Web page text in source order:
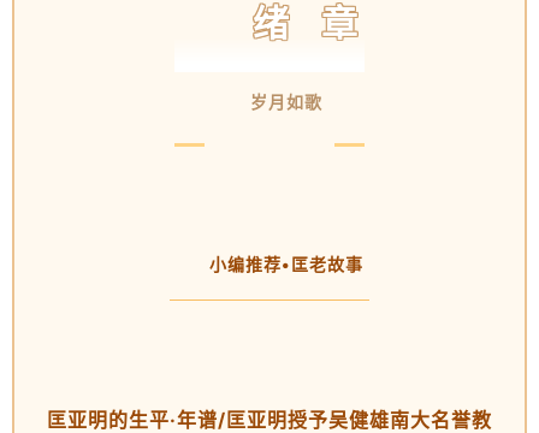
绪 章
岁月如歌
小编推荐•匡老故事
匡亚明的生平·年谱/匡亚明授予吴健雄南大名誉教